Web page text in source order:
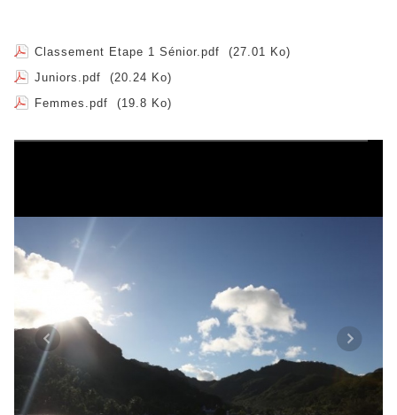
Classement Etape 1 Sénior.pdf
(27.01 Ko)
Juniors.pdf
(20.24 Ko)
Femmes.pdf
(19.8 Ko)